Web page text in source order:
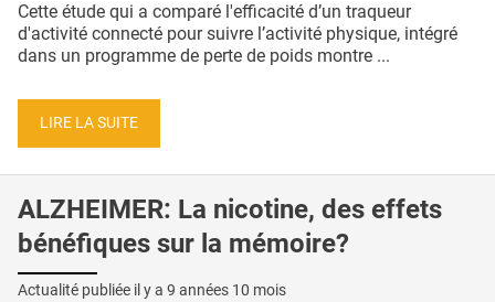
Cette étude qui a comparé l'efficacité d’un traqueur
d'activité connecté pour suivre l’activité physique, intégré
dans un programme de perte de poids montre ...
LIRE LA SUITE
ALZHEIMER: La nicotine, des effets
bénéfiques sur la mémoire?
Actualité publiée il y a 9 années 10 mois